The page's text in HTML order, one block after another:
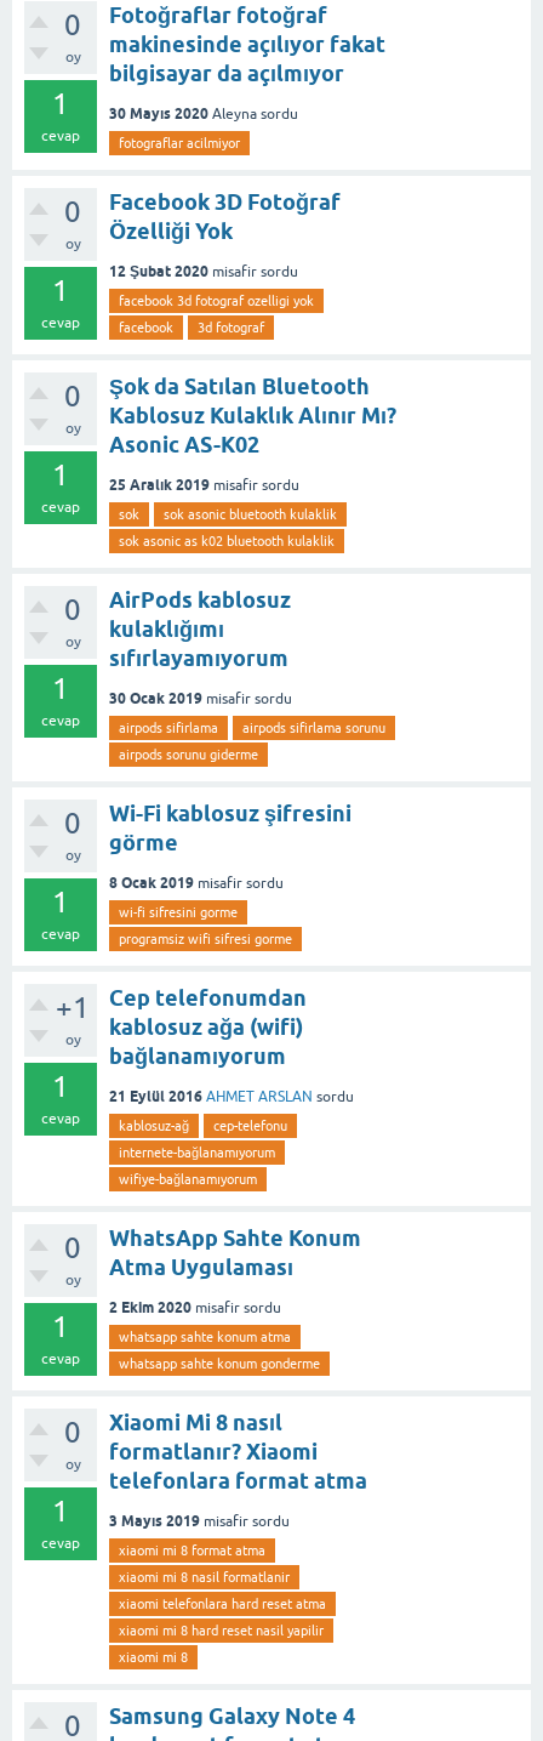
0
oy
1
cevap
Fotoğraflar fotoğraf
makinesinde açılıyor fakat
bilgisayar da açılmıyor
30 Mayıs 2020 Aleyna sordu
fotograflar acilmiyor
0
oy
1
cevap
Facebook 3D Fotoğraf
Özelliği Yok
12 Şubat 2020 misafir sordu
facebook 3d fotograf ozelligi yok
facebook
3d fotograf
0
oy
1
cevap
Şok da Satılan Bluetooth
Kablosuz Kulaklık Alınır Mı?
Asonic AS-K02
25 Aralık 2019 misafir sordu
sok
sok asonic bluetooth kulaklik
sok asonic as k02 bluetooth kulaklik
0
oy
1
cevap
AirPods kablosuz
kulaklığımı
sıfırlayamıyorum
30 Ocak 2019 misafir sordu
airpods sifirlama
airpods sifirlama sorunu
airpods sorunu giderme
0
oy
1
cevap
Wi-Fi kablosuz şifresini
görme
8 Ocak 2019 misafir sordu
wi-fi sifresini gorme
programsiz wifi sifresi gorme
+1
oy
1
cevap
Cep telefonumdan
kablosuz ağa (wifi)
bağlanamıyorum
21 Eylül 2016 AHMET ARSLAN sordu
kablosuz-ağ
cep-telefonu
internete-bağlanamıyorum
wifiye-bağlanamıyorum
0
oy
1
cevap
WhatsApp Sahte Konum
Atma Uygulaması
2 Ekim 2020 misafir sordu
whatsapp sahte konum atma
whatsapp sahte konum gonderme
0
oy
1
cevap
Xiaomi Mi 8 nasıl
formatlanır? Xiaomi
telefonlara format atma
3 Mayıs 2019 misafir sordu
xiaomi mi 8 format atma
xiaomi mi 8 nasil formatlanir
xiaomi telefonlara hard reset atma
xiaomi mi 8 hard reset nasil yapilir
xiaomi mi 8
0
Samsung Galaxy Note 4